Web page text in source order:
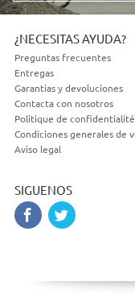
¿NECESITAS AYUDA?
Preguntas frecuentes
Entregas
Garantias y devoluciones
Contacta con nosotros
Politique de confidentialité
Condiciones generales de
Aviso legal
SIGUENOS